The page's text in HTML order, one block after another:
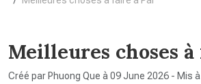
Meilleures choses
Créé par Phuong Que à 09 June 2026 - Mis